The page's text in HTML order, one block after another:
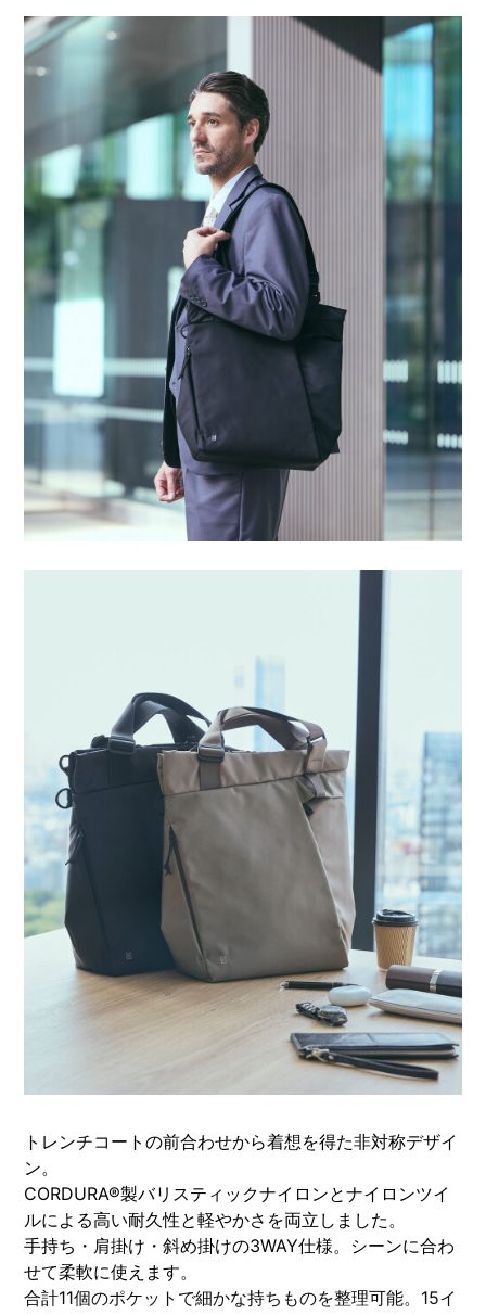
トレンチコートの前合わせから着想を得た非対称デザイ
ン。
CORDURA®製バリスティックナイロンとナイロンツイ
ルによる高い耐久性と軽やかさを両立しました。
手持ち・肩掛け・斜め掛けの3WAY仕様。シーンに合わ
せて柔軟に使えます。
合計11個のポケットで細かな持ちものを整理可能。15イ